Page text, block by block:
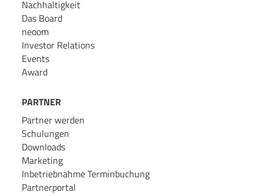
Nachhaltigkeit
Das Board
neoom
Investor Relations
Events
Award
PARTNER
Partner werden
Schulungen
Downloads
Marketing
Inbetriebnahme Terminbuchung
Partnerportal